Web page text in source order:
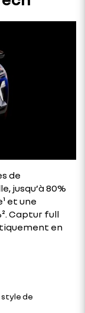
de
jusqu’à 80%
et une
Captur full
en
de